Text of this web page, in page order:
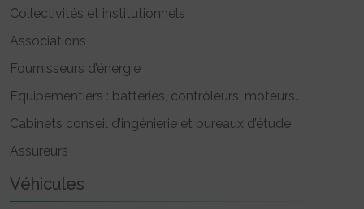
Collectivités et institutionnels
Associations
Fournisseurs d’énergie
Equipementiers : batteries, contrôleurs, moteurs..
Cabinets conseil d’ingénierie et bureaux d’étude
Assureurs
Véhicules